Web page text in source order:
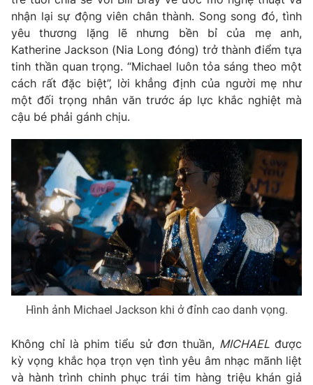
nhận lại sự động viên chân thành. Song song đó, tình
yêu thương lặng lẽ nhưng bền bỉ của mẹ anh,
Katherine Jackson (Nia Long đóng) trở thành điểm tựa
tinh thần quan trọng. “Michael luôn tỏa sáng theo một
cách rất đặc biệt”, lời khẳng định của người mẹ như
một đối trọng nhân văn trước áp lực khắc nghiệt mà
cậu bé phải gánh chịu.
Hình ảnh Michael Jackson khi ở đỉnh cao danh vọng.
Không chỉ là phim tiểu sử đơn thuần, MICHAELđược
kỳ vọng khắc họa trọn vẹn tình yêu âm nhạc mãnh liệt
và hành trình chinh phục trái tim hàng triệu khán giả